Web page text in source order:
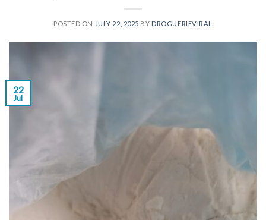
POSTED ON JULY 22, 2025 BY DROGUERIEVIRAL
22
Jul